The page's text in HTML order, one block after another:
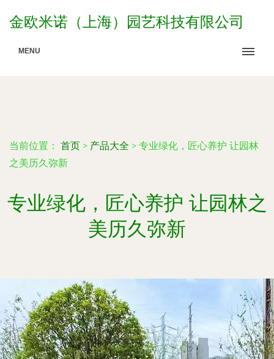
金欧米诺（上海）园艺科技有限公司
MENU
当前位置： 首页 > 产品大全 > 专业绿化，匠心养护 让园林
之美历久弥新
专业绿化，匠心养护 让园林之
美历久弥新